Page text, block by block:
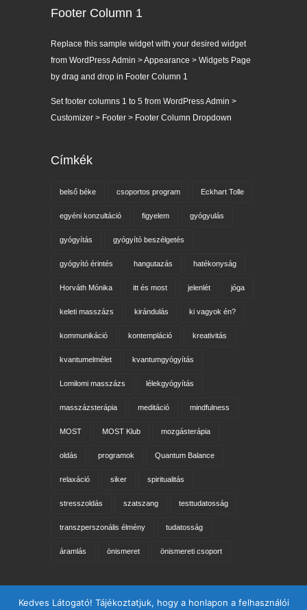
Footer Column 1
Replace this sample widget with your desired widget
from WordPress Admin > Appearance > Widgets Page
by drag and drop in Footer Column 1
Set footer columns 1 to 5 from WordPress Admin >
Customizer > Footer > Footer Column Dropdown
Címkék
belső béke csoportos program Eckhart Tolle
egyéni konzultáció figyelem gyógyulás
gyógyítás gyógyító beszélgetés
gyógyító érintés hangutazás hatékonyság
Horváth Mónika itt és most jelenlét jóga
keleti masszázs kirándulás ki vagyok én?
kommunikáció kontempláció kreativitás
kvantumelmélet kvantumgyógyítás
Lomilomi masszázs lélekgyógyítás
masszázsterápia meditáció mindfulness
MOST MOST Klub mozgásterápia
oldás programok Quantum Balance
relaxáció siker spiritualitás
stresszoldás szatszang testtudatosság
transzperszonális élmény tudatosság
áramlás önismeret önismereti csoport
Keresés az oldalon
Kedves Látogató! Tájékoztatjuk, hogy a honlapon a felhasználói